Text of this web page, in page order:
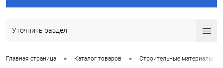
Уточнить раздел
Главная страница • Каталог товаров • Строительные материалы